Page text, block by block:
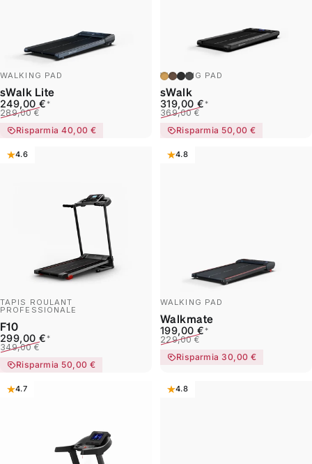
WALKING PAD
sWalk Lite
Prezzo scontato
249,00 € *
Prezzo di listino
289,00 €
Risparmia 40,00 €
marrone chiaro
marrone scuro
grigio scuro
grigio
WALKING PAD
sWalk
Prezzo scontato
319,00 € *
Prezzo di listino
369,00 €
Risparmia 50,00 €
4.6
TAPIS ROULANT
PROFESSIONALE
F10
Prezzo scontato
299,00 € *
Prezzo di listino
349,00 €
Risparmia 50,00 €
4.8
WALKING PAD
Walkmate
Prezzo scontato
199,00 € *
Prezzo di listino
229,00 €
Risparmia 30,00 €
4.7 4.8